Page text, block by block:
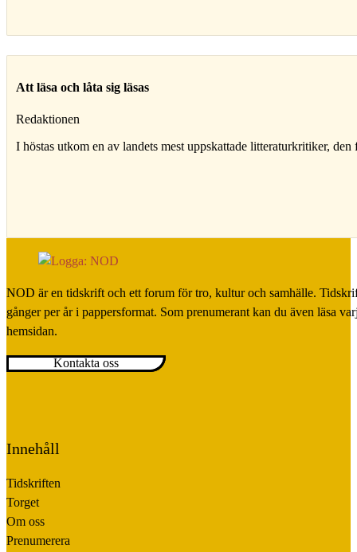
Att läsa och låta sig läsas
Redaktionen
I höstas utkom en av landets mest uppskattade litteraturkritiker,
NOD är en tidskrift och ett forum för tro, kultur och samhälle.
gånger per år i pappersformat. Som prenumerant kan du även läsa
hemsidan.
Kontakta oss
Innehåll
Tidskriften
Torget
Om oss
Prenumerera